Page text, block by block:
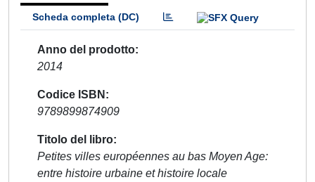
Scheda completa (DC)
Anno del prodotto
2014
Codice ISBN
9789899874909
Titolo del libro
Petites villes européennes au bas Moyen Age:
entre histoire urbaine et histoire locale